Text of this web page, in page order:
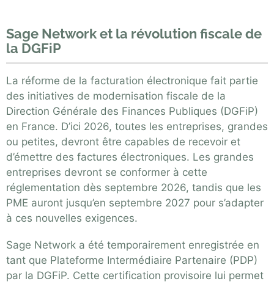
Sage Network et la révolution fiscale de
la DGFiP
La réforme de la facturation électronique fait partie
des initiatives de modernisation fiscale de la
Direction Générale des Finances Publiques (DGFiP)
en France. D’ici 2026, toutes les entreprises, grandes
ou petites, devront être capables de recevoir et
d’émettre des factures électroniques. Les grandes
entreprises devront se conformer à cette
réglementation dès septembre 2026, tandis que les
PME auront jusqu’en septembre 2027 pour s’adapter
à ces nouvelles exigences.
Sage Network a été temporairement enregistrée en
tant que Plateforme Intermédiaire Partenaire (PDP)
par la DGFiP. Cette certification provisoire lui permet